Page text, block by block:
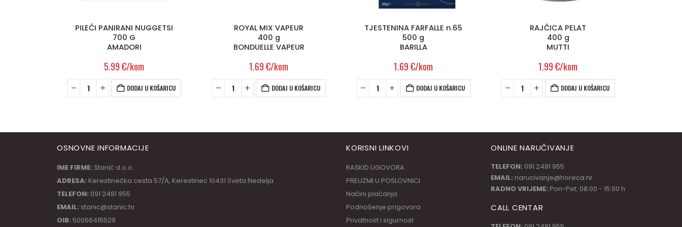
PILEĆI PANIRANI NUGGETSI
700 G
AMADORI
5.99€/kom
DODAJ U KOŠARICU
ROYAL MIX VAPEUR
400 g
BONDUELLE VAPEUR
1.69€/kom
DODAJ U KOŠARICU
TJESTENINA FARFALLE n.65
500 g
BARILLA
1.69€/kom
DODAJ U KOŠARICU
RAJČICA PELAT
400 g
MUTTI
1.99€/kom
DODAJ U KOŠARICU
OSNOVNE INFORMACIJE
IME FIRME: Stanić d.o.o.
ADRESA: Kerestinečka cesta 57/A, Kerestinec 10431 Sveta Nedelja
TELEFON: 091 2481 955
EMAIL: stanic@stanic.hr
OIB: 50056415529
KORISNI LINKOVI
RASKID UGOVORA
PREUZMI U POSLOVNICI
Načini plaćanja
Podnošenje prigovora
Privatnost i sigurnost
ONLINE NARUČIVANJE
TELEFON: 091 2481 955
EMAIL: narucivanje@horeca.hr
RADNO VRIJEME: Pon-Pet: 08:00 - 15:00 h
CALL CENTAR